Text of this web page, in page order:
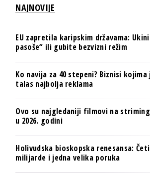
NAJNOVIJE
EU zapretila karipskim državama:
pasoše“ ili gubite bezvizni režim
Ko navija za 40 stepeni? Biznisi
talas najbolja reklama
Ovo su najgledaniji filmovi na
u 2026. godini
Holivudska bioskopska renesansa:
milijarde i jedna velika poruka